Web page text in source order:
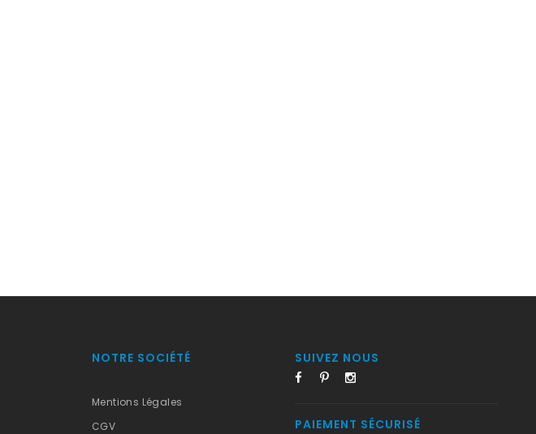
NOTRE SOCIÉTÉ
Mentions Légales
CGV
SUIVEZ NOUS
PAIEMENT SÉCURISÉ